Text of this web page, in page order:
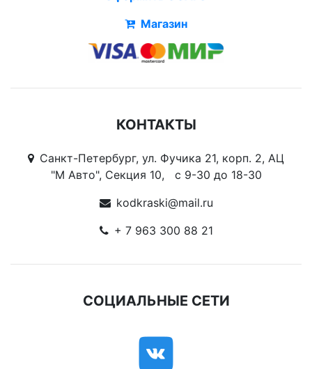
Магазин
КОНТАКТЫ
Санкт-Петербург, ул. Фучика 21, корп. 2, АЦ
"М Авто", Секция 10, c 9-30 до 18-30
kodkraski@mail.ru
+ 7 963 300 88 21
СОЦИАЛЬНЫЕ СЕТИ